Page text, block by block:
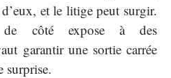
et le litige peut surgir.
de côté expose à des
garantir une sortie carrée
surprise.